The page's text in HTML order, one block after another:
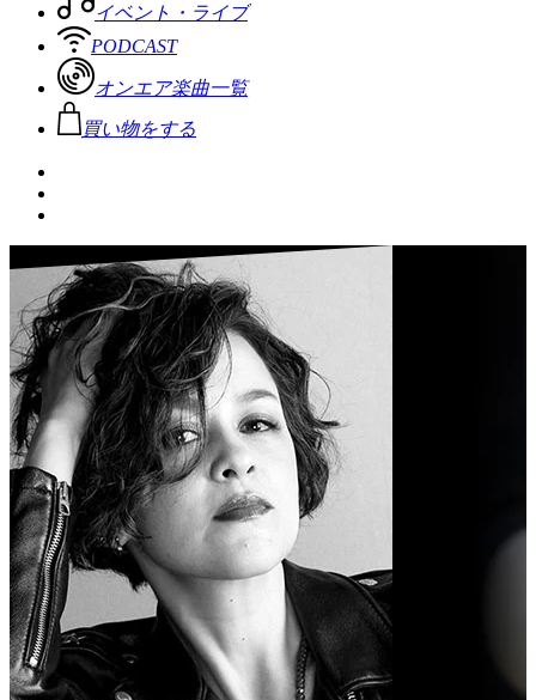
イベント・ライブ
PODCAST
オンエア楽曲一覧
買い物をする